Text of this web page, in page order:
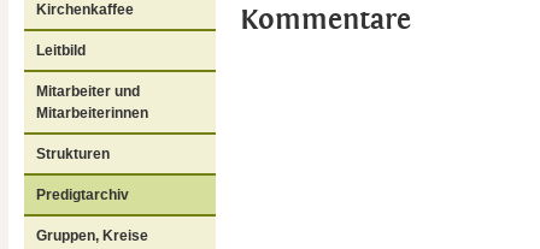
Kirchenkaffee
Leitbild
Mitarbeiter und
Mitarbeiterinnen
Strukturen
Predigtarchiv
Gruppen, Kreise
Kommentare